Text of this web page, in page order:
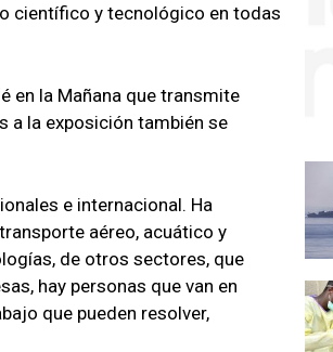
científico y tecnológico en todas
en la Mañana que transmite
a la exposición también se
e internacional. Ha
aéreo, acuático y
de otros sectores, que
hay personas que van en
que pueden resolver,